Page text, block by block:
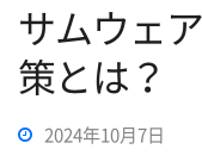
サムウェ
策とは？
2024年10月7日